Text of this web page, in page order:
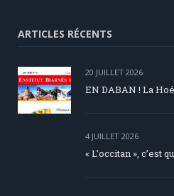
ARTICLES RÉCENTS
20 JUILLET 2026
EN DABAN ! La
4 JUILLET 2026
« L’occitan », c’est